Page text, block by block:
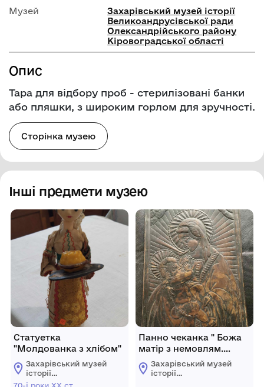
Музей
Захарівський музей історії
Великоандрусівської ради
Олександрійського району
Кіровоградської області
Опис
Тара для відбору проб - стерилізовані банки
або пляшки, з широким горлом для зручності.
Сторінка музею
Інші предмети музею
Статуетка
"Молдованка з хлібом"
Захарівський музей
історії
Великоандрусівської
Панно чеканка " Божа
матір з немовлям.
Праворучниця"
Захарівський музей
історії